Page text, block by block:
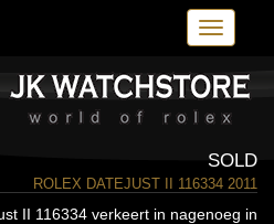
Toggle
SOLD
ROLEX DATEJUST II 116334 2011
II 116334 verkeert in nagenoeg in